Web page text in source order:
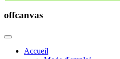
offcanvas
Accueil